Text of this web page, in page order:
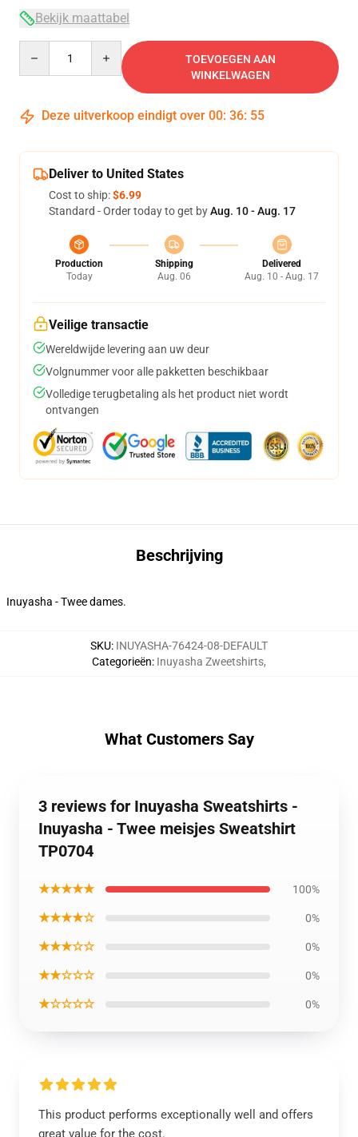
Bekijk maattabel
TOEVOEGEN AAN
WINKELWAGEN
Deze uitverkoop eindigt over 00: 36: 54
Deliver to United States
Cost to ship:$6.99
Standard - Order today to get byAug. 10 - Aug. 17
Production
Today
Shipping
Aug. 06
Delivered
Aug. 10 - Aug. 17
Veilige transactie
Wereldwijde levering aan uw deur
Volgnummer voor alle pakketten beschikbaar
Volledige terugbetaling als het product niet wordt
ontvangen
Beschrijving
Inuyasha - Twee dames.
SKU: INUYASHA-76424-08-DEFAULT
Categorieën: Inuyasha Zweetshirts,
What Customers Say
3 reviews for Inuyasha Sweatshirts -
Inuyasha - Twee meisjes Sweatshirt
TP0704
★★★★★ 100%
★★★★☆ 0%
★★★☆☆ 0%
★★☆☆☆ 0%
★☆☆☆☆ 0%
This product performs exceptionally well and offers
great value for the cost.